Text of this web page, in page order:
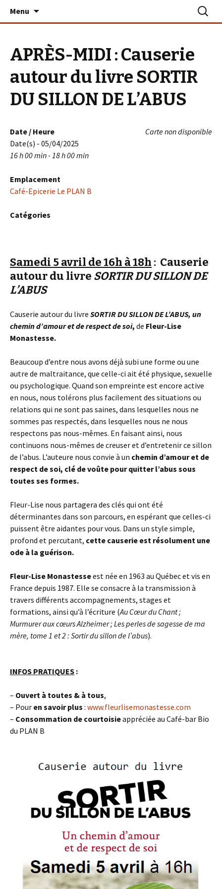
Le PLAN B – La Turballe
Menu
APRÈS-MIDI : Causerie
autour du livre SORTIR
DU SILLON DE L’ABUS
Carte non disponible
Date / Heure
Date(s) - 05/04/2025
16 h 00 min - 18 h 00 min
Emplacement
Café-Epicerie Le PLAN B
Catégories
Samedi 5 avril de 16h à 18h : Causerie
autour du livre SORTIR DU SILLON DE
L’ABUS
Causerie autour du livre SORTIR DU SILLON DE L’ABUS, un
chemin d’amour et de respect de soi, de Fleur-Lise
Monastesse.
Beaucoup d’entre nous avons déjà subi une forme ou une
autre de maltraitance, que celle-ci ait été physique, sexuelle
ou psychologique. Quand son empreinte est encore active
en nous, nous tolérons plus facilement des situations ou
relations qui ne sont pas saines, dans lesquelles nous ne
sommes pas respectés, dans lesquelles nous ne nous
respectons pas nous-mêmes. En faisant ainsi, nous
continuons nous-mêmes de creuser et d’entretenir ce sillon
de l’abus. L’auteure nous convie à un chemin d’amour et de
respect de soi, clé de voûte pour quitter l’abus sous
toutes ses formes.
Fleur-Lise nous partagera des clés qui ont été
déterminantes dans son parcours, en espérant que celles-ci
puissent être aidantes pour vous. Dans un style simple,
profond et percutant, cette causerie est résolument une
ode à la guérison.
Fleur-Lise Monastesseest née en 1963 au Québec et vis en
France depuis 1987. Elle se consacre à la transmission à
travers différents accompagnements, stages et
formations, ainsi qu’à l’écriture (Au Cœur du Chant ;
Murmurer aux cœurs Alzheimer ; Les perles de sagesse de ma
mère, tome 1 et 2 : Sortir du sillon de l’abus).
INFOS PRATIQUES :
– Ouvert à toutes & à tous,
– Pour en savoir plus : www.fleurlisemonastesse.com
– Consommation de courtoisieappréciée au Café-bar Bio
du PLAN B